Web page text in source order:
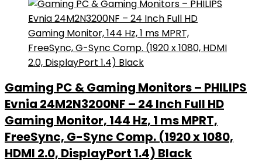
Gaming PC & Gaming Monitors – PHILIPS
Evnia 24M2N3200NF – 24 Inch Full HD
Gaming Monitor, 144 Hz, 1 ms MPRT,
FreeSync, G-Sync Comp. (1920 x 1080,
HDMI 2.0, DisplayPort 1.4) Black